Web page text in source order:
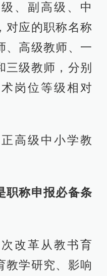
、副高级、中
对应的职称名称
、高级教师、一
三级教师，分别
岗位等级相对
高级中小学教
职称申报必备条
改革从教书育
教学研究、影响